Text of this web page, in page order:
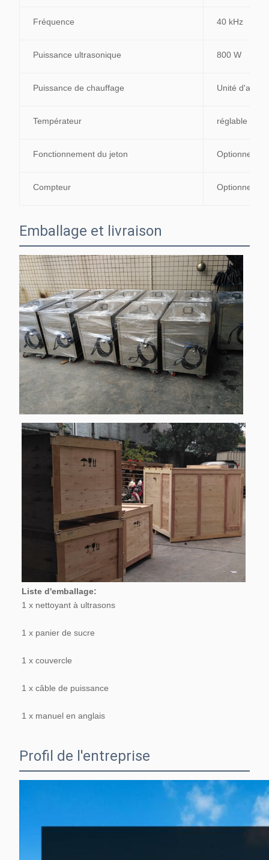
Fréquence 40 kHz
Puissance ultrasonique 800 W
Puissance de chauffage Unité
Températeur réglable de
Fonctionnement du jeton Optionnel
Compteur Optionnel
Emballage et livraison
Liste d'emballage:
1 x nettoyant à ultrasons
1 x panier de sucre
1 x couvercle
1 x câble de puissance
1 x manuel en anglais
Profil de l'entreprise